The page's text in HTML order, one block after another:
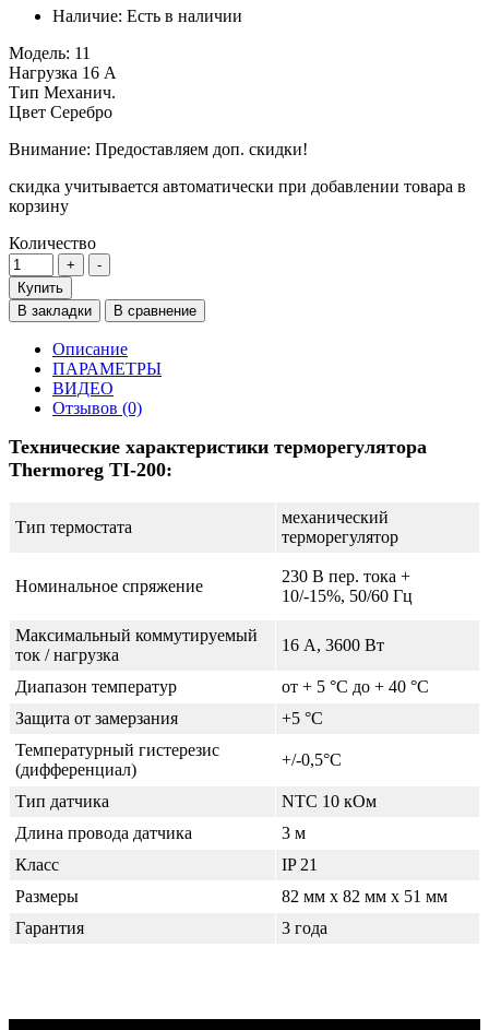
Наличие: Есть в наличии
Модель: 11
Нагрузка 16 А
Тип Механич.
Цвет Серебро
Внимание: Предоставляем доп. скидки!
скидка учитывается автоматически при добавлении товара в
корзину
Количество
Купить
В закладки
В сравнение
Описание
ПАРАМЕТРЫ
ВИДЕО
Отзывов (0)
Технические характеристики терморегулятора
Thermoreg TI-200:
Тип термостата
механический
терморегулятор
Номинальное спряжение
230 В пер. тока +
10/-15%, 50/60 Гц
Максимальный коммутируемый
ток / нагрузка
16 А, 3600 Вт
Диапазон температур
от + 5 °C до + 40 °C
Защита от замерзания
+5 °С
Температурный гистерезис
(дифференциал)
+/-0,5°C
Тип датчика
NTC 10 кОм
Длина провода датчика
3 м
Класс
IP 21
Размеры
82 мм x 82 мм x 51 мм
Гарантия
3 года